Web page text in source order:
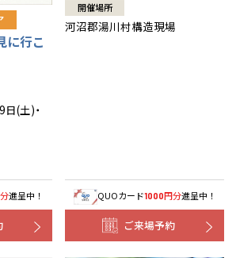
に行こ
(土)・
進呈中！
開催場所
河沼郡湯川村構造現場
QUOカード1000円分進呈中！
ご来場予約